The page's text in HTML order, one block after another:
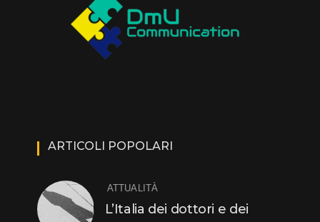
ARTICOLI POPOLARI
ATTUALITÀ
L’Italia dei dottori e dei